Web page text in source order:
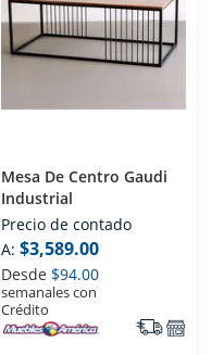
Mesa De Centro Gaudi
Industrial
Precio de contado
A: $3,589.00
Desde $94.00
semanales con
Crédito